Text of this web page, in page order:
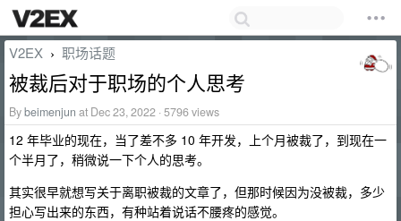
V2EX › 职场话题
被裁后对于职场的个人思考
Bybeimenjun at Dec 23, 2022 · 5796 views
12 年毕业的现在，当了差不多 10 年开发，上个月被裁了，到现在一
个半月了，稍微说一下个人的思考。
其实很早就想写关于离职被裁的文章了，但那时候因为没被裁，多少
担心写出来的东西，有种站着说话不腰疼的感觉。